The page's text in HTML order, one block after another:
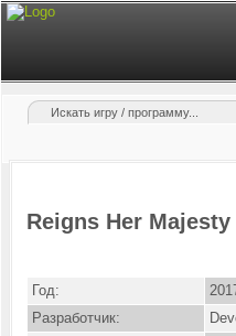
Reigns Her
Год:
Разработчик: